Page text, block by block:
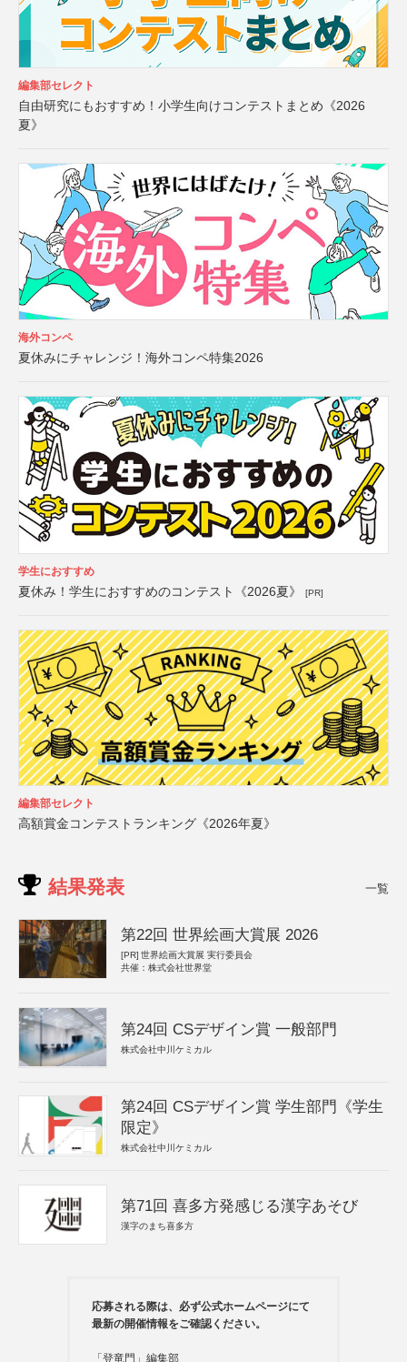
編集部セレクト
自由研究にもおすすめ！小学生向けコンテストまとめ《2026
夏》
海外コンペ
夏休みにチャレンジ！海外コンペ特集2026
学生におすすめ
夏休み！学生におすすめのコンテスト《2026夏》 [PR]
編集部セレクト
高額賞金コンテストランキング《2026年夏》
結果発表 一覧
第22回 世界絵画大賞展 2026
[PR] 世界絵画大賞展 実行委員会
共催：株式会社世界堂
第24回 CSデザイン賞 一般部門
株式会社中川ケミカル
第24回 CSデザイン賞 学生部門《学生
限定》
株式会社中川ケミカル
第71回 喜多方発感じる漢字あそび
漢字のまち喜多方
応募される際は、必ず公式ホームページにて
最新の開催情報をご確認ください。
「登竜門」編集部